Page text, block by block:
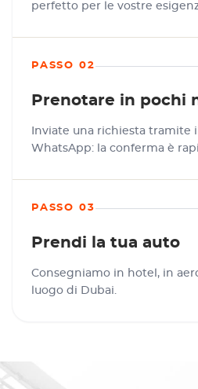
perfetto per le vostre
PASSO 02
Prenotare in pochi
Inviate una richiesta tramite
WhatsApp: la conferma è
PASSO 03
Prendi la tua auto
Consegniamo in hotel, in
luogo di Dubai.